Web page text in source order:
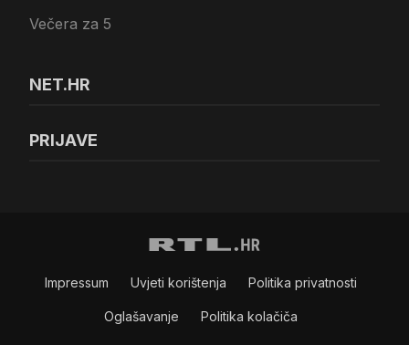
Večera za 5
NET.HR
PRIJAVE
Impressum Uvjeti korištenja Politika privatnosti
Oglašavanje Politika kolačiča